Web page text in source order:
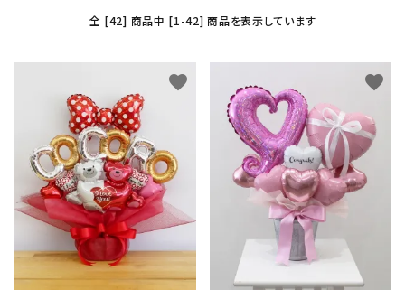
ご利用シーンから探す
価格から探す
コンテンツ
ガイドライン
ACCOUNT MENU
ようこそ ゲスト 様
全 [42] 商品中 [1-42] 商品を表示しています
favorite favorite